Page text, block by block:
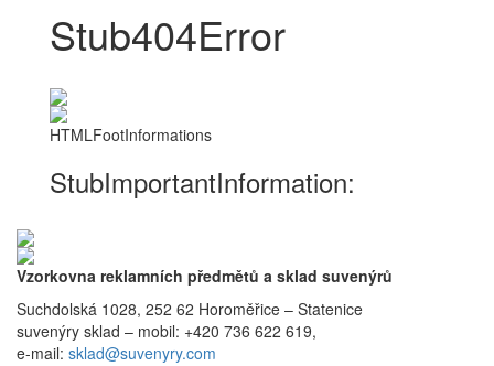
Stub404Error
HTMLFootInformations
StubImportantInformation:
Vzorkovna reklamních předmětů a sklad suvenýrů
Suchdolská 1028, 252 62 Horoměřice – Statenice
suvenýry sklad – mobil: +420 736 622 619,
e-mail: sklad@suvenyry.com